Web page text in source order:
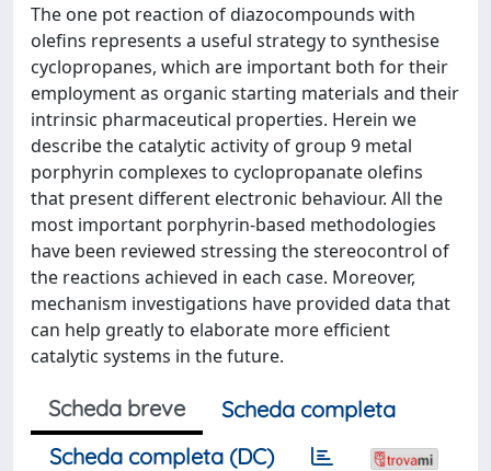
The one pot reaction of diazocompounds with
olefins represents a useful strategy to synthesise
cyclopropanes, which are important both for their
employment as organic starting materials and their
intrinsic pharmaceutical properties. Herein we
describe the catalytic activity of group 9 metal
porphyrin complexes to cyclopropanate olefins
that present different electronic behaviour. All the
most important porphyrin-based methodologies
have been reviewed stressing the stereocontrol of
the reactions achieved in each case. Moreover,
mechanism investigations have provided data that
can help greatly to elaborate more efficient
catalytic systems in the future.
Scheda breve
Scheda completa
Scheda completa (DC)